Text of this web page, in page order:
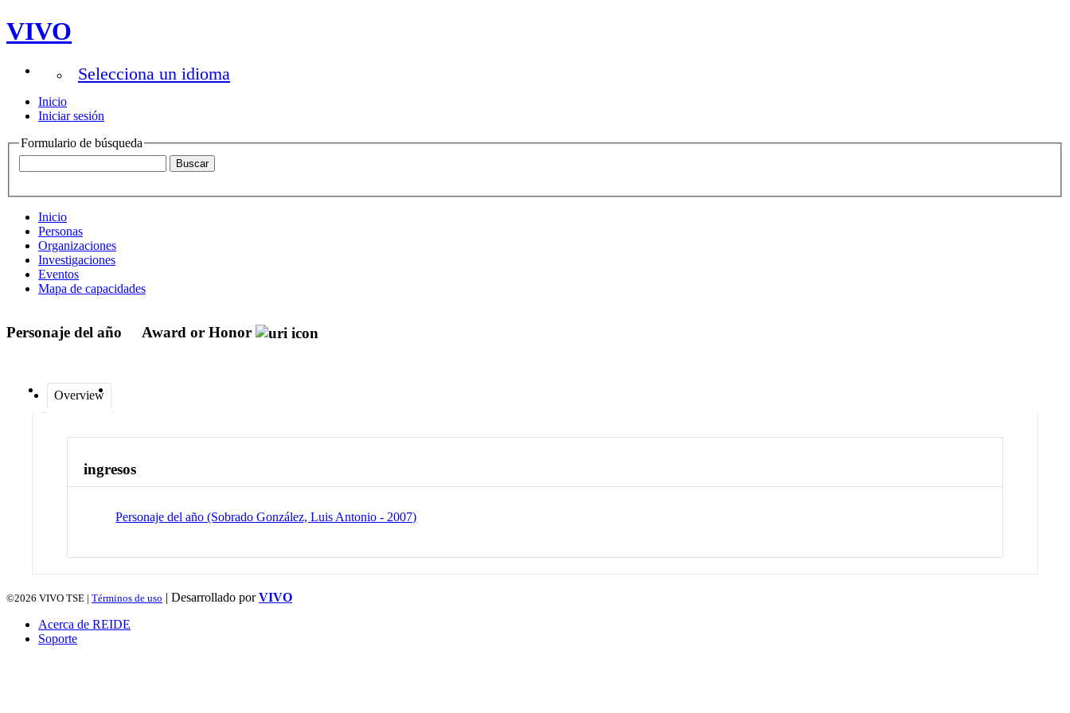
VIVO
Selecciona un idioma
Inicio
Iniciar sesión
Formulario de búsqueda
Inicio
Personas
Organizaciones
Investigaciones
Eventos
Mapa de capacidades
Personaje del año Award or Honor
Overview
ingresos
Personaje del año (Sobrado González, Luis Antonio - 2007)
©2026 VIVO TSE | Términos de uso | Desarrollado porVIVO
Acerca de REIDE
Soporte